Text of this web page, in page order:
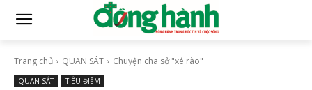
Trang chủ QUAN SÁT Chuyện cha sở "xé rào"
QUAN SÁT TIÊU ĐIỂM